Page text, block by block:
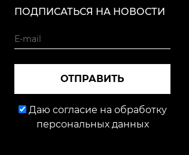
ПОДПИСАТЬСЯ НА НОВОСТИ
ОТПРАВИТЬ
Даю согласие на обработку
персональных данных